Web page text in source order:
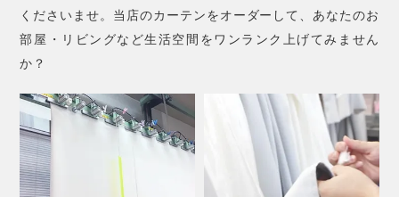
くださいませ。当店のカーテンをオーダーして、あなたのお
部屋・リビングなど生活空間をワンランク上げてみません
か？